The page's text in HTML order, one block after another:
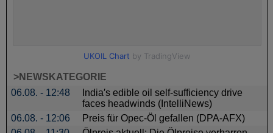
>NEWSKATEGORIE
06.08. - 12:48
India′s edible oil self-sufficiency drive
faces headwinds (IntelliNews)
06.08. - 12:06
Preis für Opec-Öl gefallen (DPA-AFX)